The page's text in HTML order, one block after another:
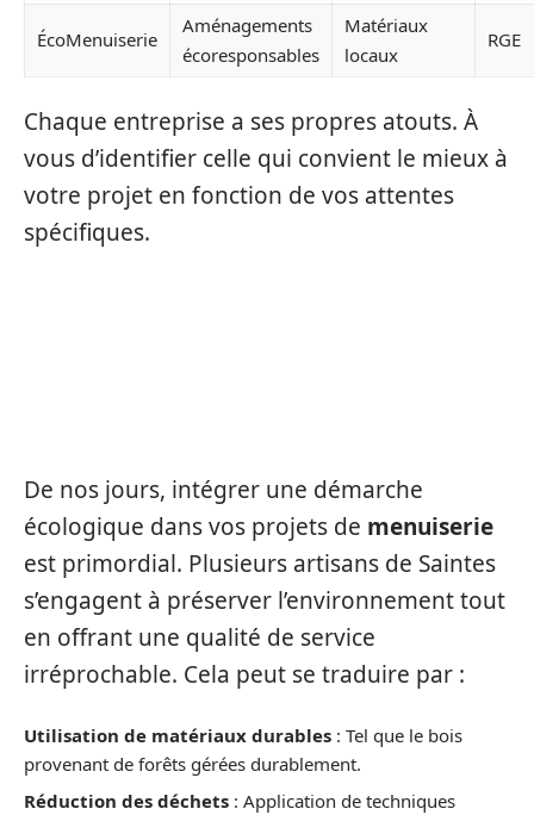
ÉcoMenuiserie
Aménagements
écoresponsables
Matériaux
locaux
RGE
Chaque entreprise a ses propres atouts. À
vous d’identifier celle qui convient le mieux à
votre projet en fonction de vos attentes
spécifiques.
De nos jours, intégrer une démarche
écologique dans vos projets de menuiserie
est primordial. Plusieurs artisans de Saintes
s’engagent à préserver l’environnement tout
en offrant une qualité de service
irréprochable. Cela peut se traduire par :
Utilisation de matériaux durables : Tel que le bois
provenant de forêts gérées durablement.
Réduction des déchets : Application de techniques